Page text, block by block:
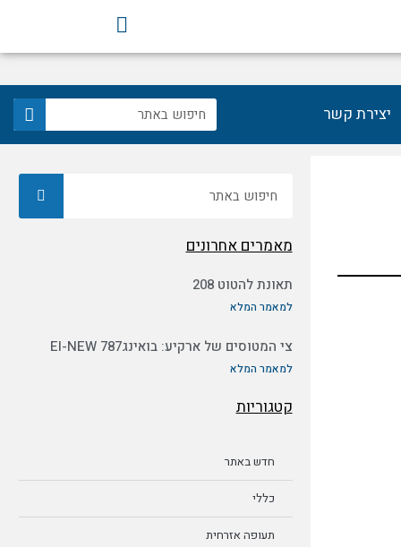
F
a
c
e
b
o
o
יצירת קשר חיפוש
מאמרים אחרונים
תאונת להטוט 208
למאמר המלא
צי המטוסים של ארקיע: בואינג787 EI-NEW
למאמר המלא
קטגוריות
חדש באתר
כללי
תעופה אזרחית